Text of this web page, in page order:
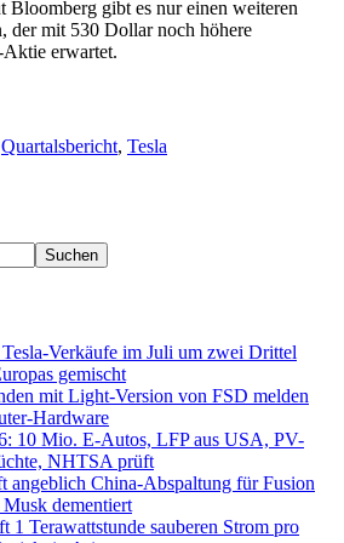
Bloomberg gibt es nur einen weiteren
der mit 530 Dollar noch höhere
erwartet.
Quartalsbericht, Tesla
Verkäufe im Juli um zwei Drittel
gemischt
mit Light-Version von FSD melden
Hardware
10 Mio. E-Autos, LFP aus USA, PV-
NHTSA prüft
angeblich China-Abspaltung für Fusion
dementiert
1 Terawattstunde sauberen Strom pro